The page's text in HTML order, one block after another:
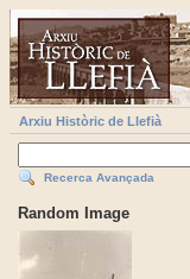
Arxiu Històric de Llefià
Recerca Avançada
Random Image